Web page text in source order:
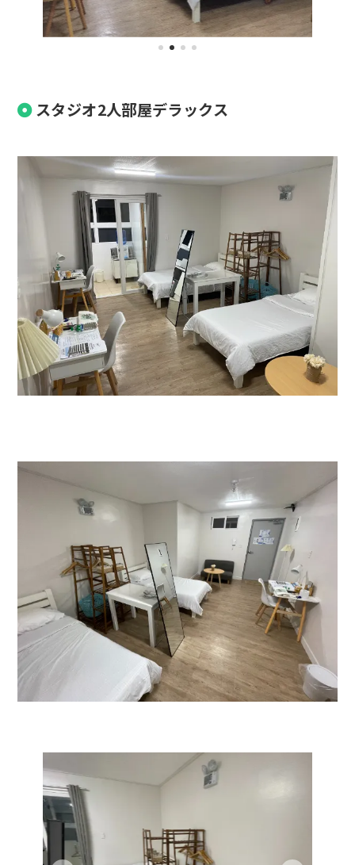
スタジオ2人部屋デラックス